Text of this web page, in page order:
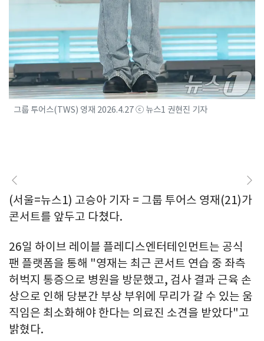
그룹 투어스(TWS) 영재 2026.4.27 ⓒ 뉴스1 권현진 기자
(서울=뉴스1) 고승아 기자 = 그룹 투어스 영재(21)가
콘서트를 앞두고 다쳤다.
26일 하이브 레이블 플레디스엔터테인먼트는 공식
팬 플랫폼을 통해 "영재는 최근 콘서트 연습 중 좌측
허벅지 통증으로 병원을 방문했고, 검사 결과 근육 손
상으로 인해 당분간 부상 부위에 무리가 갈 수 있는 움
직임은 최소화해야 한다는 의료진 소견을 받았다"고
밝혔다.